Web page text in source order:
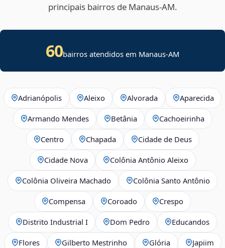
principais bairros de Manaus‑AM.
60bairros atendidos em Manaus-AM
Adrianópolis Aleixo Alvorada Aparecida
Armando Mendes Betânia Cachoeirinha
Centro Chapada Cidade de Deus
Cidade Nova Colônia Antônio Aleixo
Colônia Oliveira Machado Colônia Santo Antônio
Compensa Coroado Crespo
Distrito Industrial I Dom Pedro Educandos
Flores Gilberto Mestrinho Glória Japiim